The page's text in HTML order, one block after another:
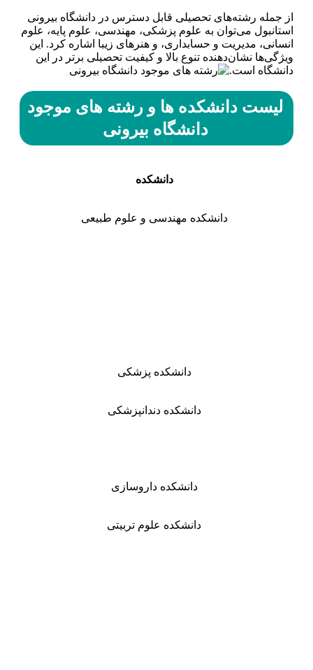
از جمله رشته‌های تحصیلی قابل دسترس در دانشگاه بیرونی
استانبول می‌توان به علوم پزشکی، مهندسی، علوم پایه، علوم
انسانی، مدیریت و حسابداری، و هنرهای زیبا اشاره کرد. این
ویژگی‌ها نشان‌دهنده تنوع بالا و کیفیت تحصیلی برتر در این
دانشگاه است.
لیست دانشکده ها و رشته های موجود
دانشگاه بیرونی
دانشکده
دانشکده مهندسی و علوم طبیعی
دانشکده پزشکی
دانشکده دندانپزشکی
دانشکده داروسازی
دانشکده علوم تربیتی